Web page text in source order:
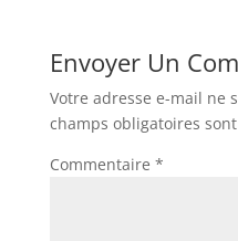
Envoyer Un
Votre adresse e-mail ne
champs obligatoires
Commentaire *